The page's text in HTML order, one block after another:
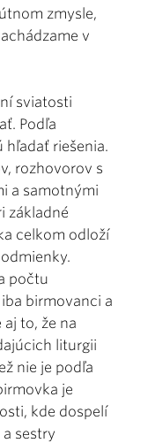
zmysle,
v
sviatosti
Podľa
riešenia.
rozhovorov s
a samotnými
základné
celkom odloží
počtu
birmovanci a
to, že na
liturgii
nie je podľa
je
kde dospelí
sestry